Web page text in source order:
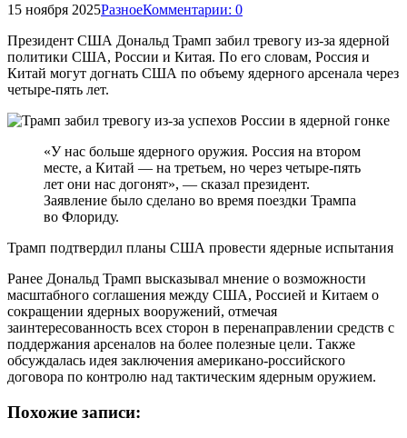
15 ноября 2025РазноеКомментарии: 0
Президент США Дональд Трамп забил тревогу из-за ядерной
политики США, России и Китая. По его словам, Россия и
Китай могут догнать США по объему ядерного арсенала через
четыре-пять лет.
«У нас больше ядерного оружия. Россия на втором
месте, а Китай — на третьем, но через четыре-пять
лет они нас догонят», — сказал президент.
Заявление было сделано во время поездки Трампа
во Флориду.
Трамп подтвердил планы США провести ядерные испытания
Ранее Дональд Трамп высказывал мнение о возможности
масштабного соглашения между США, Россией и Китаем о
сокращении ядерных вооружений, отмечая
заинтересованность всех сторон в перенаправлении средств с
поддержания арсеналов на более полезные цели. Также
обсуждалась идея заключения американо-российского
договора по контролю над тактическим ядерным оружием.
Похожие записи: